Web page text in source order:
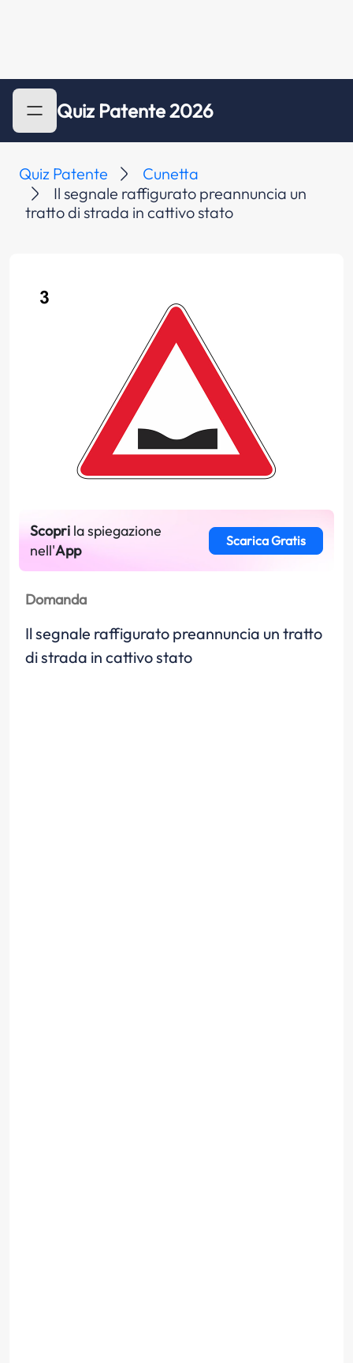
Quiz Patente 2026
Quiz Patente
Cunetta
Il segnale raffigurato preannuncia un
tratto di strada in cattivo stato
Scopri la spiegazione
nell'App
Scarica Gratis
Domanda
Il segnale raffigurato preannuncia un tratto
di strada in cattivo stato